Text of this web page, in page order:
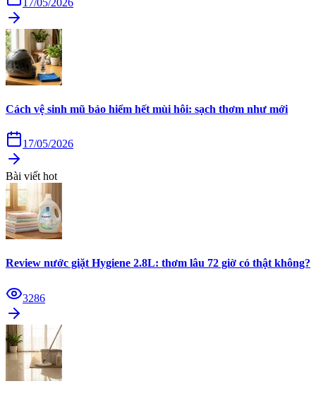
Cách vệ sinh mũ bảo hiểm hết mùi hôi: sạch thơm như mới
17/05/2026
Bài viết hot
Review nước giặt Hygiene 2.8L: thơm lâu 72 giờ có thật không?
3286